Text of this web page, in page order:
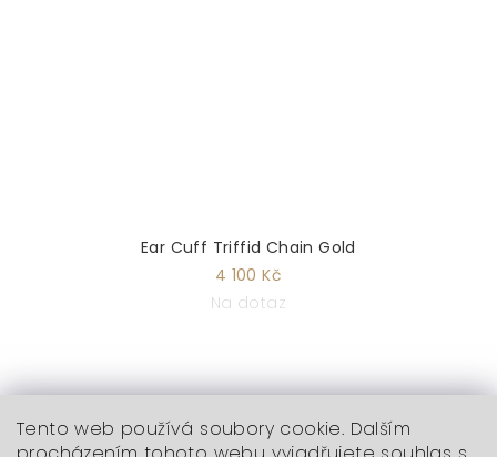
Tento web používá soubory cookie. Dalším
Ear Cuff Triffid Chain Gold
4 100 Kč
Na dotaz